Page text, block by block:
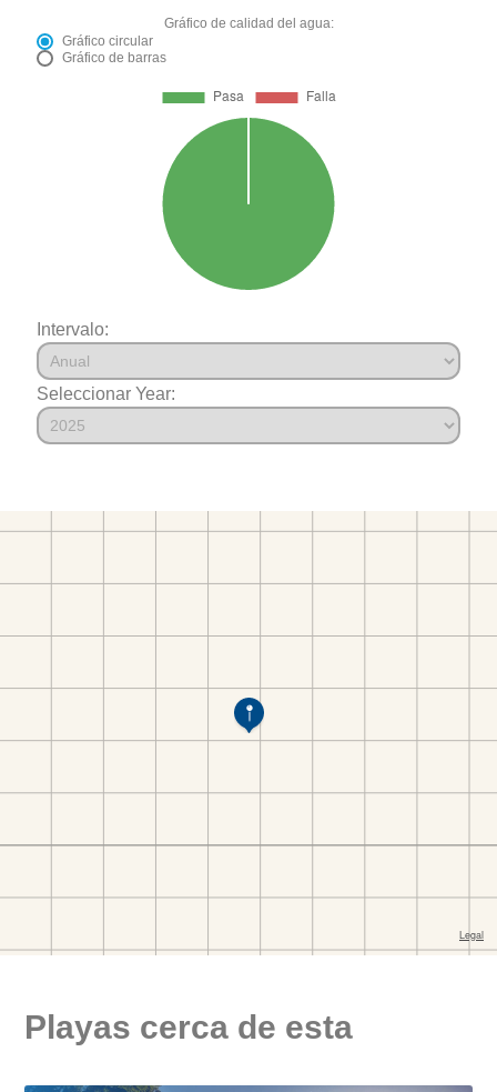
Gráfico de calidad del agua:
Gráfico circular
Gráfico de barras
Intervalo:
Seleccionar Year:
Playas cerca de esta